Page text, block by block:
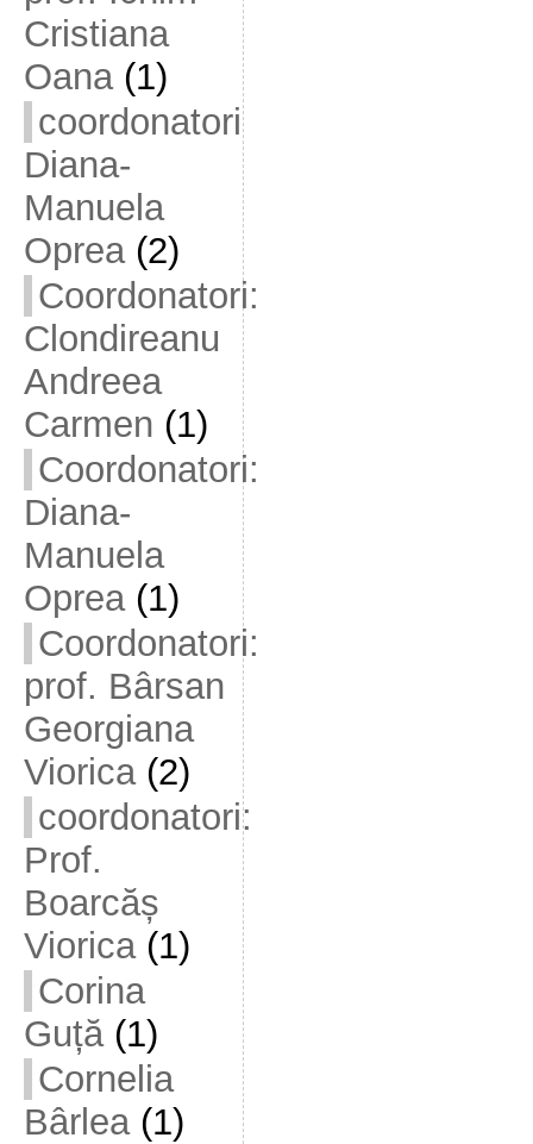
Cristiana
Oana(1)
coordonatori
Diana-
Manuela
Oprea(2)
Coordonatori:
Clondireanu
Andreea
Carmen (1)
Coordonatori:
Diana-
Manuela
Oprea(1)
Coordonatori:
prof. Bârsan
Georgiana
Viorica(2)
coordonatori:
Prof.
Boarcăș
Viorica(1)
Corina
Guță(1)
Cornelia
Bârlea(1)